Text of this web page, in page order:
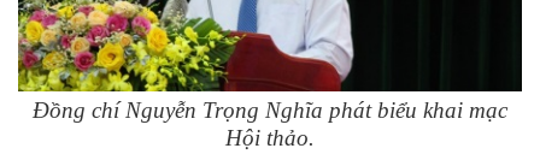
Đồng chí Nguyễn Trọng Nghĩa phát biểu khai mạc
Hội thảo.